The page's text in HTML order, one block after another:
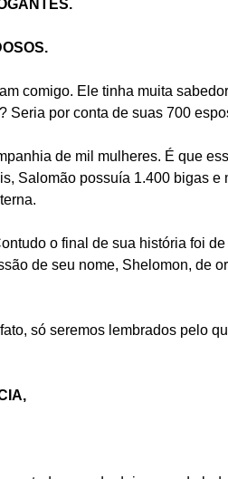
comigo. Ele tinha muita
Seria por conta de suas 700
de mil mulheres. É que
Salomão possuía 1.400 bigas
o final de sua história foi
de seu nome, Shelomon, de
só seremos lembrados pelo